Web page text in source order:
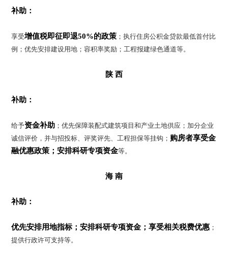
补助：
享受增值税即征即退50%的政策 ；执行住房公积金贷款最低首付比
例；优先安排建设用地；容积率奖励；工程报建绿色通道等。
陕 西
补助：
给予资金补助 ；优先保障装配式建筑项目和产业土地供应；加分企业
诚信评价，并与招投标、评奖评先、工程担保等挂钩； 购房者享受金
融优惠政策；安排科研专项资金等。
海 南
补助：
优先安排用地指标；安排科研专项资金；享受相关税费优惠 ；
提供行政许可支持等。